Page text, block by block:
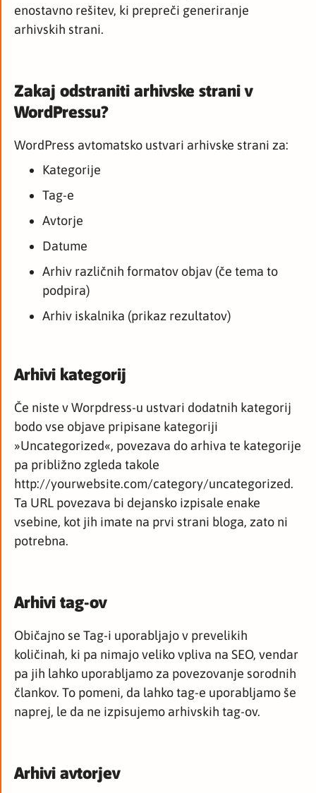
enostavno rešitev, ki prepreči generiranje
arhivskih strani.
Zakaj odstraniti arhivske strani v
WordPressu?
WordPress avtomatsko ustvari arhivske strani za:
Kategorije
Tag-e
Avtorje
Datume
Arhiv različnih formatov objav (če tema to
podpira)
Arhiv iskalnika (prikaz rezultatov)
Arhivi kategorij
Če niste v Worpdress-u ustvari dodatnih kategorij
bodo vse objave pripisane kategoriji
»Uncategorized«, povezava do arhiva te kategorije
pa približno zgleda takole
http://yourwebsite.com/category/uncategorized.
Ta URL povezava bi dejansko izpisale enake
vsebine, kot jih imate na prvi strani bloga, zato ni
potrebna.
Arhivi tag-ov
Običajno se Tag-i uporabljajo v prevelikih
količinah, ki pa nimajo veliko vpliva na SEO, vendar
pa jih lahko uporabljamo za povezovanje sorodnih
člankov. To pomeni, da lahko tag-e uporabljamo še
naprej, le da ne izpisujemo arhivskih tag-ov.
Arhivi avtorjev